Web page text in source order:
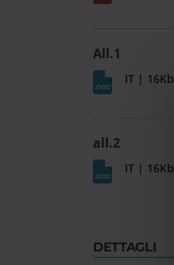
All.1
IT | 16Kb
all.2
IT | 16Kb
DETTAGLI